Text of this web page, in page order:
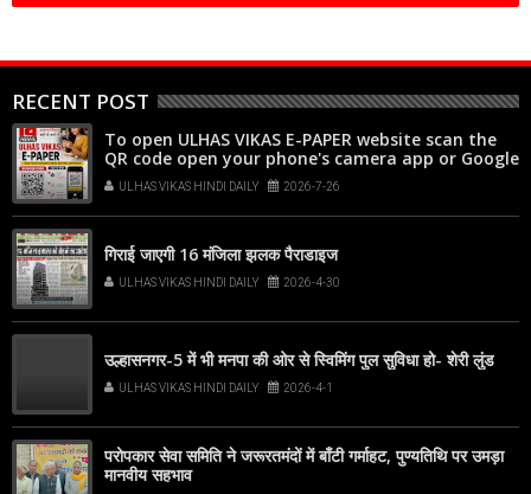
RECENT POST
To open ULHAS VIKAS E-PAPER website scan the
QR code open your phone's camera app or Google
Lens, point it at the code, and tap the web link
popup that appears on your screen
ULHAS VIKAS HINDI DAILY 2026-7-26
गिराई जाएगी 16 मंजिला झलक पैराडाइज
ULHAS VIKAS HINDI DAILY 2026-4-30
उल्हासनगर-5 में भी मनपा की ओर से स्विमिंग पुल सुविधा हो- शेरी लुंड
ULHAS VIKAS HINDI DAILY 2026-4-1
परोपकार सेवा समिति ने जरूरतमंदों में बाँटी गर्माहट, पुण्यतिथि पर उमड़ा
मानवीय सहभाव